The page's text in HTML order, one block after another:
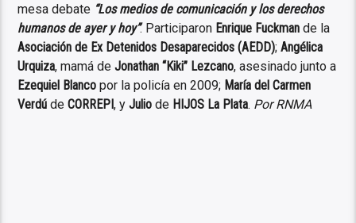
mesa debate “Los medios de comunicación y los derechos
humanos de ayer y hoy”. Participaron Enrique Fuckman de la
Asociación de Ex Detenidos Desaparecidos (AEDD);Angélica
Urquiza, mamá deJonathan “Kiki” Lezcano, asesinado junto a
Ezequiel Blanco por la policía en 2009; María del Carmen
Verdú deCORREPI, yJulio de HIJOS La Plata. Por RNMA